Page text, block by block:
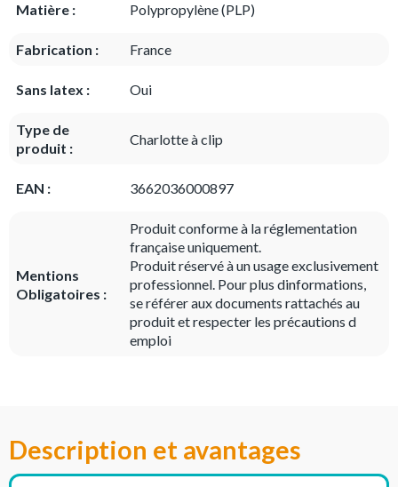
Matière : Polypropylène (PLP)
Fabrication : France
Sans latex : Oui
Type de
produit :
Charlotte à clip
EAN : 3662036000897
Mentions
Obligatoires :
Produit conforme à la réglementation
française uniquement.
Produit réservé à un usage exclusivement
professionnel. Pour plus dinformations,
se référer aux documents rattachés au
produit et respecter les précautions d
emploi
Description et avantages